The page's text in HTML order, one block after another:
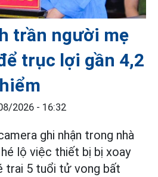
trần người mẹ
trục lợi gần 4,2
2026 - 16:32
ghi nhận trong nhà
lộ việc thiết bị bị xoay
trai 5 tuổi tử vong bất